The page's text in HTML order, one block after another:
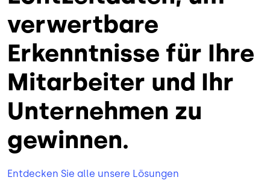
verwertbare
Erkenntnisse für Ihre
Mitarbeiter und Ihr
Unternehmen zu
gewinnen.
Entdecken Sie alle unsere Lösungen